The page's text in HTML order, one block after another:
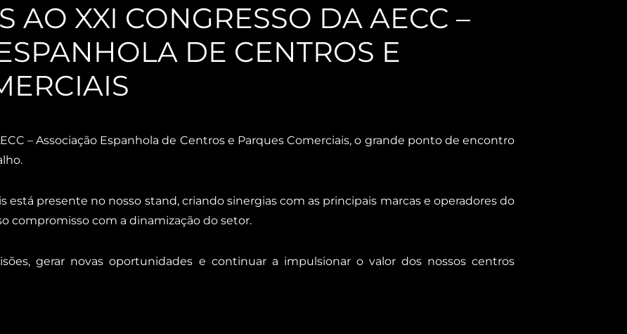
AO XXI CONGRESSO DA AECC –
DE CENTROS E
– Associação Espanhola de Centros e Parques Comerciais, o grande ponto de encontro
está presente no nosso stand, criando sinergias com as principais marcas e operadores do
compromisso com a dinamização do setor.
gerar novas oportunidades e continuar a impulsionar o valor dos nossos centros